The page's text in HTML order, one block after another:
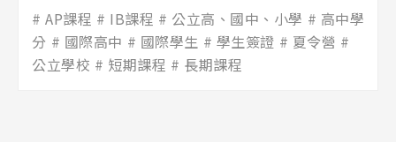
AP課程 IB課程 公立高、國中、小學
高中學
分
國際高中 國際學生 學生簽證
夏令營
公立學校
短期課程 長期課程